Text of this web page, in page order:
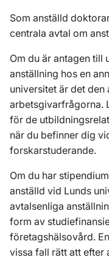
Som anställd
centrala avtal om
Om du är antagen till
anställning hos en
universitet är det
arbetsgivarfrågorna.
för de
när du befinner dig
forskarstuderande.
Om du har
anställd vid Lunds
avtalsenliga
form av
företagshälsovård.
vissa fall rätt att efter